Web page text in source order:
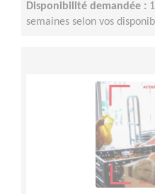
Disponibilité demandée :
semaines selon vos